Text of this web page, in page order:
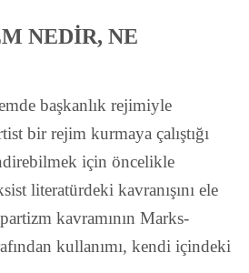
NEDİR, NE
başkanlık rejimiyle
bir rejim kurmaya çalıştığı
için öncelikle
literatürdeki kavranışını ele
kavramının Marks-
kullanımı, kendi içindeki